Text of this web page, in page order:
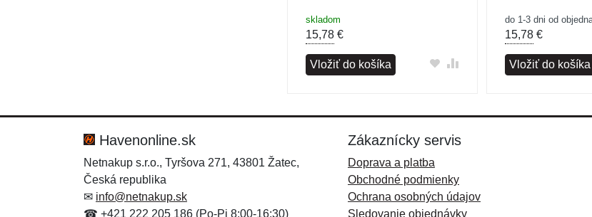
skladom
15,78 €
Vložiť do košíka
do 1-3 dni od
15,78€
Vložiť do košíka
Havenonline.sk
Netnakup s.r.o., Tyršova 271, 43801 Žatec,
Česká republika
✉ info@netnakup.sk
☎ +421 222 205 186 (Po-Pi 8:00-16:30)
Zákaznícky servis
Doprava a platba
Obchodné podmienky
Ochrana osobných údajov
Sledovanie objednávky